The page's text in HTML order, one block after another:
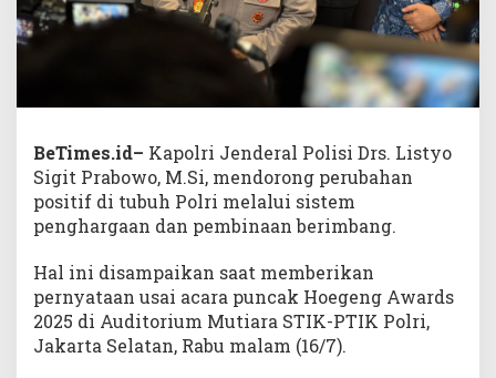
BeTimes.id– Kapolri Jenderal Polisi Drs. Listyo
Sigit Prabowo, M.Si, mendorong perubahan
positif di tubuh Polri melalui sistem
penghargaan dan pembinaan berimbang.
Hal ini disampaikan saat memberikan
pernyataan usai acara puncak Hoegeng Awards
2025 di Auditorium Mutiara STIK-PTIK Polri,
Jakarta Selatan, Rabu malam (16/7).